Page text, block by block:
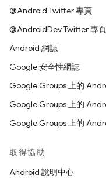
@Android Twitter 專頁
@AndroidDev Twitter 專頁
Android 網誌
Google 安全性網誌
Google Groups 上的
Google Groups 上的
Google Groups 上的
取得協助
Android 說明中心